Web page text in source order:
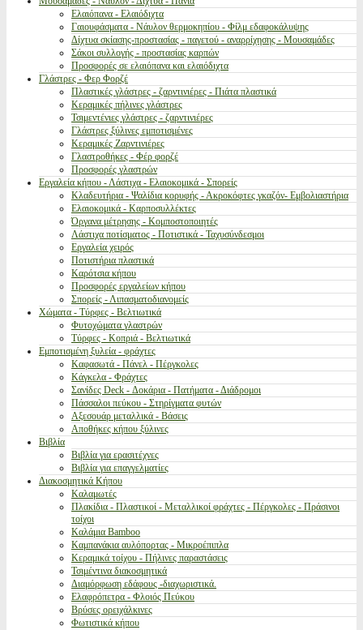
Ελαιόπανα - Ελαιόδιχτα
Γαιουφάσματα - Νάυλον θερμοκηπίου - Φίλμ εδαφοκάλυψης
Δίχτυα σκίασης-προστασίας - παγετού - αναρρίχησης - Μουσαμάδες
Σάκοι συλλογής - προστασίας καρπών
Προσφορές σε ελαιόπανα και ελαιόδιχτα
Γλάστρες - Φερ Φορζέ
Πλαστικές γλάστρες - ζαρντινιέρες - Πιάτα πλαστικά
Κεραμικές πήλινες γλάστρες
Τσιμεντένιες γλάστρες - ζαρντινιέρες
Γλάστρες ξύλινες εμποτισμένες
Κεραμικές Ζαρντινιέρες
Γλαστροθήκες - Φέρ φορζέ
Προσφορές γλαστρών
Εργαλεία κήπου - Λάστιχα - Ελαιοκομικά - Σπορείς
Κλαδευτήρια - Ψαλίδια κορυφής - Ακροκόφτες γκαζόν- Εμβολιαστήρια
Ελαιοκομικά - Καρποσυλλέκτες
Όργανα μέτρησης - Κομποστοποιητές
Λάστιχα ποτίσματος - Ποτιστικά - Ταχυσύνδεσμοι
Εργαλεία χειρός
Ποτιστήρια πλαστικά
Καρότσια κήπου
Προσφορές εργαλείων κήπου
Σπορείς - Λιπασματοδιανομείς
Χώματα - Τύρφες - Βελτιωτικά
Φυτοχώματα γλαστρών
Τύρφες - Κοπριά - Βελτιωτικά
Εμποτισμένη ξυλεία - φράχτες
Καφασωτά - Πάνελ - Πέργκολες
Κάγκελα - Φράχτες
Σανίδες Deck - Δοκάρια - Πατήματα - Διάδρομοι
Πάσσαλοι πεύκου - Στηρίγματα φυτών
Αξεσουάρ μεταλλικά - Βάσεις
Αποθήκες κήπου ξύλινες
Βιβλία
Βιβλία για ερασιτέχνες
Βιβλία για επαγγελματίες
Διακοσμητικά Κήπου
Καλαμωτές
Πλακίδια - Πλαστικοί - Μεταλλικοί φράχτες - Πέργκολες - Πράσινοι
τοίχοι
Καλάμια Bamboo
Καμπανάκια αυλόπορτας - Μικροέπιπλα
Κεραμικά τοίχου - Πήλινες παραστάσεις
Τσιμέντινα διακοσμητικά
Διαμόρφωση εδάφους -διαχωριστικά.
Ελαφρόπετρα - Φλοιός Πεύκου
Βρύσες ορειχάλκινες
Φωτιστικά κήπου